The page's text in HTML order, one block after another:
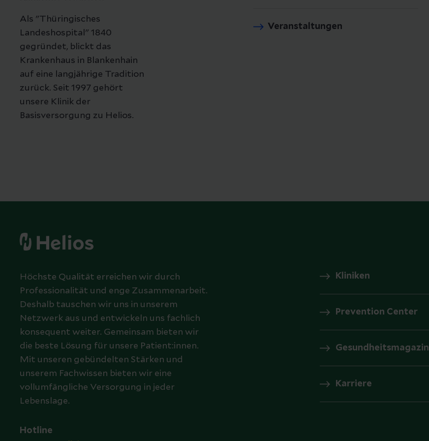
Als "Thüringisches
Landeshospital" 1840
gegründet, blickt das
Krankenhaus in Blankenhain
auf eine langjährige Tradition
zurück. Seit 1997 gehört
unsere Klinik der
Basisversorgung zu Helios.
Veranstaltungen
Höchste Qualität erreichen wir durch
Professionalität und enge Zusammenarbeit.
Deshalb tauschen wir uns in unserem
Netzwerk aus und entwickeln uns fachlich
konsequent weiter. Gemeinsam bieten wir
die beste Lösung für unsere Patient:innen.
Mit unseren gebündelten Stärken und
unserem Fachwissen bieten wir eine
vollumfängliche Versorgung in jeder
Lebenslage.
Hotline
Kliniken
Prevention Center
Gesundheitsmagazin
Karriere